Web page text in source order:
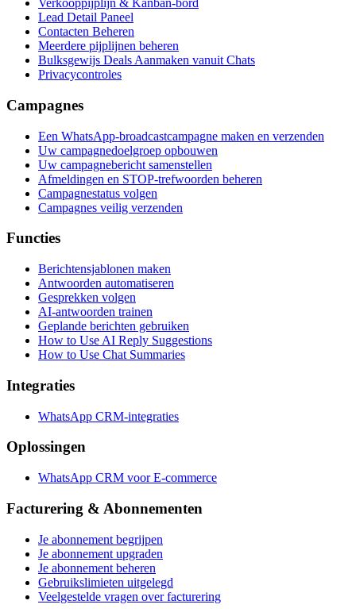
Verkooppijplijn & Kanban-bord
Lead Detail Paneel
Contacten Beheren
Meerdere pijplijnen beheren
Bulksgewijs Deals Aanmaken vanuit Chats
Privacycontroles
Campagnes
Een WhatsApp-broadcastcampagne maken en verzenden
Uw campagnedoelgroep opbouwen
Uw campagnebericht samenstellen
Afmeldingen en STOP-trefwoorden beheren
Campagnestatus volgen
Campagnes veilig verzenden
Functies
Berichtensjablonen maken
Antwoorden automatiseren
Gesprekken volgen
AI-antwoorden trainen
Geplande berichten gebruiken
How to Use AI Reply Suggestions
How to Use Chat Summaries
Integraties
WhatsApp CRM-integraties
Oplossingen
WhatsApp CRM voor E-commerce
Facturering & Abonnementen
Je abonnement begrijpen
Je abonnement upgraden
Je abonnement beheren
Gebruikslimieten uitgelegd
Veelgestelde vragen over facturering